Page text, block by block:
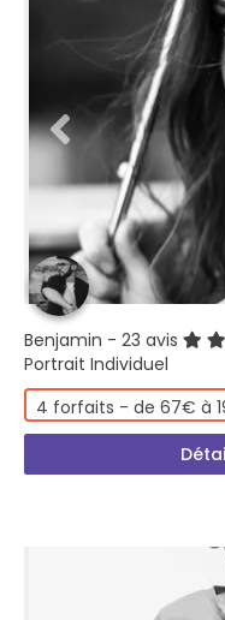
Benjamin - 23 avis
Portrait Individuel
4 forfaits - de 67€ à